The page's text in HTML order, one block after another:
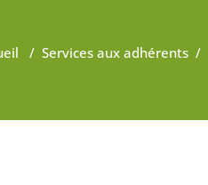
/ Services aux adhérents /